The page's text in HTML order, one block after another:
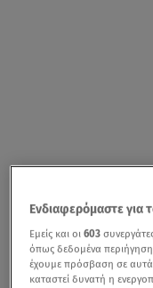
Ενδιαφερόμαστε για
Εμείς και οι603
όπως δεδομένα
έχουμε πρόσβαση σε
καταστεί δυνατή η